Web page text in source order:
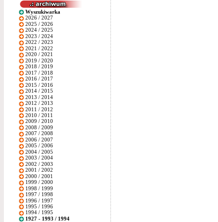
Wyszukiwarka
2026 / 2027
2025 / 2026
2024 / 2025
2023 / 2024
2022 / 2023
2021 / 2022
2020 / 2021
2019 / 2020
2018 / 2019
2017 / 2018
2016 / 2017
2015 / 2016
2014 / 2015
2013 / 2014
2012 / 2013
2011 / 2012
2010 / 2011
2009 / 2010
2008 / 2009
2007 / 2008
2006 / 2007
2005 / 2006
2004 / 2005
2003 / 2004
2002 / 2003
2001 / 2002
2000 / 2001
1999 / 2000
1998 / 1999
1997 / 1998
1996 / 1997
1995 / 1996
1994 / 1995
1927 - 1993 / 1994